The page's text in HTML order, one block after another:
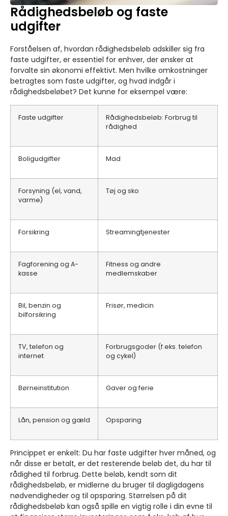
Rådighedsbeløb og faste
udgifter
Forståelsen af, hvordan rådighedsbeløb adskiller sig fra
faste udgifter, er essentiel for enhver, der ønsker at
forvalte sin økonomi effektivt. Men hvilke omkostninger
betragtes som faste udgifter, og hvad indgår i
rådighedsbeløbet? Det kunne for eksempel være:
Faste udgifter
Rådighedsbeløb: Forbrug til
rådighed
Boligudgifter Mad
Forsyning (el, vand,
varme)
Tøj og sko
Forsikring Streamingtjenester
Fagforening og A-
kasse
Fitness og andre
medlemskaber
Bil, benzin og
bilforsikring
Frisør, medicin
TV, telefon og
internet
Forbrugsgoder (f.eks. telefon
og cykel)
Børneinstitution Gaver og ferie
Lån, pension og gæld Opsparing
Princippet er enkelt: Du har faste udgifter hver måned, og
når disse er betalt, er det resterende beløb det, du har til
rådighed til forbrug. Dette beløb, kendt som dit
rådighedsbeløb, er midlerne du bruger til dagligdagens
nødvendigheder og til opsparing. Størrelsen på dit
rådighedsbeløb kan også spille en vigtig rolle i din evne til